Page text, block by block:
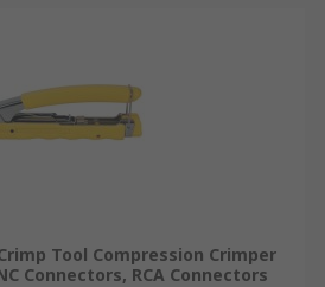
Tool Compression Crimper
Connectors, RCA Connectors